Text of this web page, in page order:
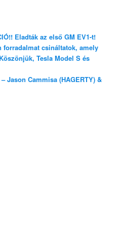
Eladták az első GM EV1-t!
csináltatok, amely
Tesla Model S és
Jason Cammisa (HAGERTY) &